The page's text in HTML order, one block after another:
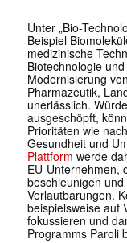
Unter „Bio-
Beispiel
medizinische
Biotechnologie
Modernisierung
Pharmazeutik,
unerlässlich.
ausgeschöpft,
Prioritäten wie
Gesundheit und
Plattform werde
EU-Unternehmen,
beschleunigen
Verlautbarungen.
beispielsweise auf
fokussieren und
Programms Paroli